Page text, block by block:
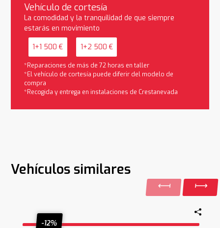
Vehículo de cortesía
La comodidad y la tranquilidad de que siempre
estarás en movimiento
1+1 500 € 1+2 500 €
*Reparaciones de más de 72 horas en taller
*El vehículo de cortesía puede diferir del modelo de
compra
*Recogida y entrega en instalaciones de Crestanevada
Vehículos similares
-12%